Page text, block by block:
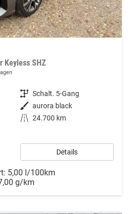
Keyless SHZ
Getriebe Schalt. 5-Gang
Außenfarbe aurora black
Kilometerstand 24.700 km
Details
5,00 l/100km
g/km